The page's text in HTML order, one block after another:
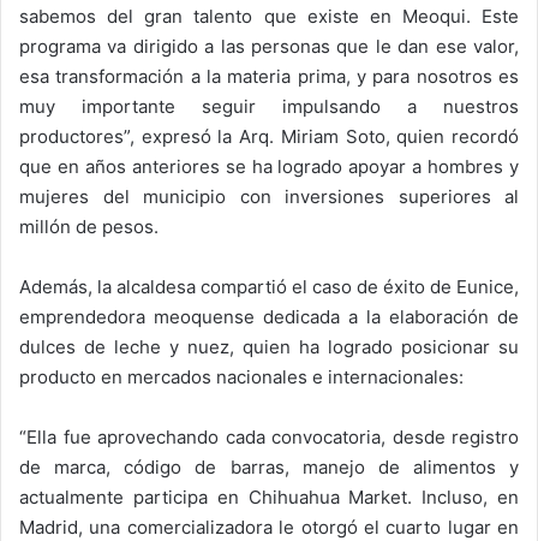
sabemos del gran talento que existe en Meoqui. Este
programa va dirigido a las personas que le dan ese valor,
esa transformación a la materia prima, y para nosotros es
muy importante seguir impulsando a nuestros
productores”, expresó la Arq. Miriam Soto, quien recordó
que en años anteriores se ha logrado apoyar a hombres y
mujeres del municipio con inversiones superiores al
millón de pesos.
Además, la alcaldesa compartió el caso de éxito de Eunice,
emprendedora meoquense dedicada a la elaboración de
dulces de leche y nuez, quien ha logrado posicionar su
producto en mercados nacionales e internacionales:
“Ella fue aprovechando cada convocatoria, desde registro
de marca, código de barras, manejo de alimentos y
actualmente participa en Chihuahua Market. Incluso, en
Madrid, una comercializadora le otorgó el cuarto lugar en